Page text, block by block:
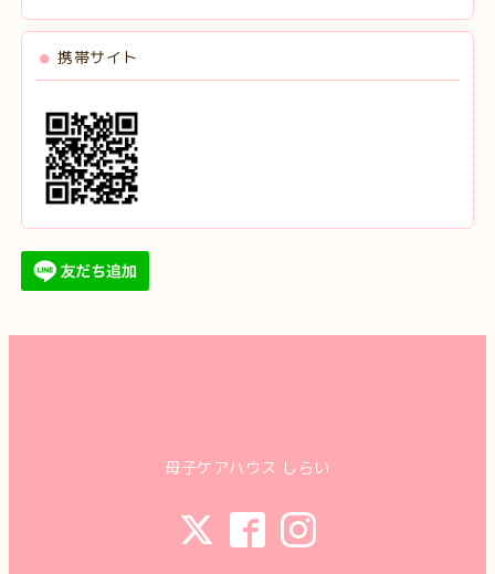
携帯サイト
母子ケアハウス しらい